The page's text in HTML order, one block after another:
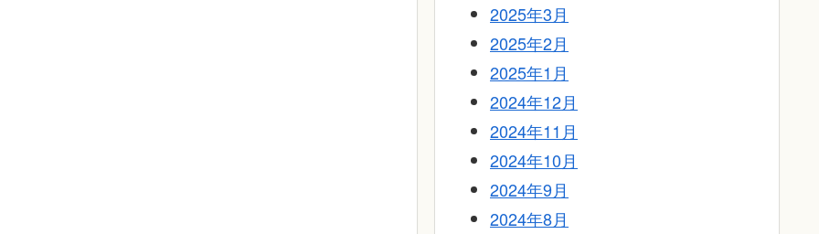
2025年3月
2025年2月
2025年1月
2024年12月
2024年11月
2024年10月
2024年9月
2024年8月